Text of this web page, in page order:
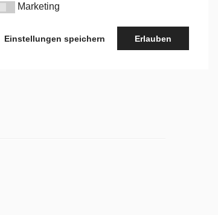
MarketingMarketing
Einstellungen speichern Erlauben